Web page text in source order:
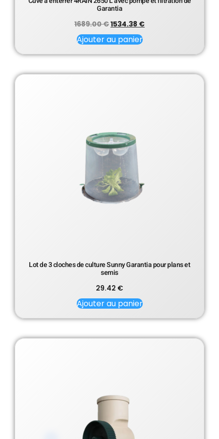
Garantia
1689.00€1534.38 €
Ajouter au panier
Lot de 3 cloches de culture Sunny Garantia pour plans et
semis
29.42 €
Ajouter au panier